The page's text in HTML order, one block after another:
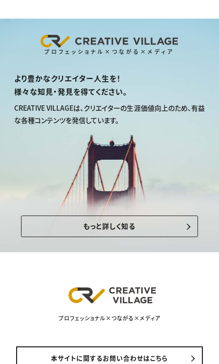
プロフェッショナル×つながる×メディア
より豊かなクリエイター人生を！
様々な知見・発見を得てください。
CREATIVE VILLAGEは、 クリエイターの生涯価値向上のため、有益
な各種コンテンツを発信しています。
もっと詳しく知る
プロフェッショナル×つながる×メディア
本サイトに関するお問い合わせはこちら